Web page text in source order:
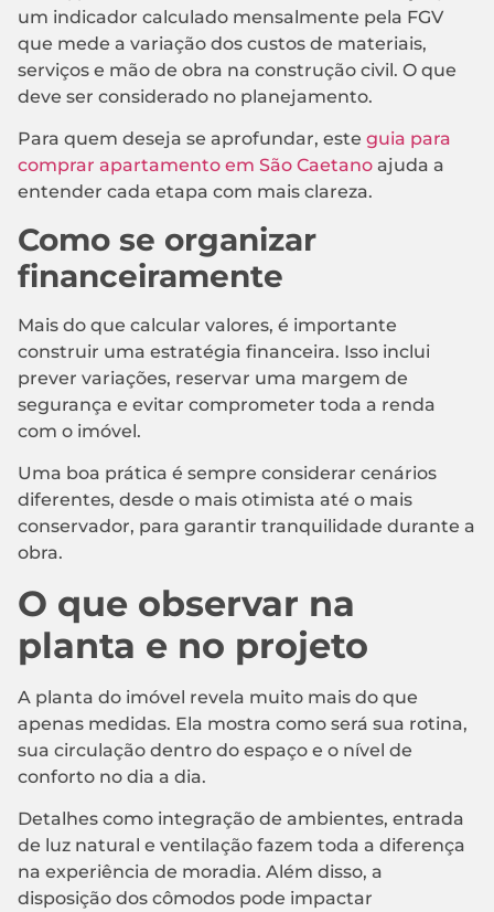
um indicador calculado mensalmente pela FGV
que mede a variação dos custos de materiais,
serviços e mão de obra na construção civil. O que
deve ser considerado no planejamento.
Para quem deseja se aprofundar, este guia para
comprar apartamento em São Caetano ajuda a
entender cada etapa com mais clareza.
Como se organizar
financeiramente
Mais do que calcular valores, é importante
construir uma estratégia financeira. Isso inclui
prever variações, reservar uma margem de
segurança e evitar comprometer toda a renda
com o imóvel.
Uma boa prática é sempre considerar cenários
diferentes, desde o mais otimista até o mais
conservador, para garantir tranquilidade durante a
obra.
O que observar na
planta e no projeto
A planta do imóvel revela muito mais do que
apenas medidas. Ela mostra como será sua rotina,
sua circulação dentro do espaço e o nível de
conforto no dia a dia.
Detalhes como integração de ambientes, entrada
de luz natural e ventilação fazem toda a diferença
na experiência de moradia. Além disso, a
disposição dos cômodos pode impactar